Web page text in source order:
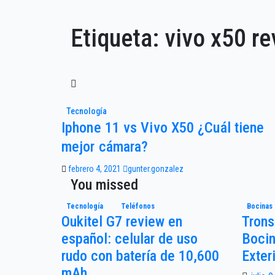
Etiqueta: vivo x50
Tecnología
Iphone 11 vs Vivo X50 ¿Cuál tiene
mejor cámara?
febrero 4, 2021 gunter.gonzalez
You missed
Tecnología Teléfonos
Oukitel G7 review en
español: celular de uso
rudo con batería de 10,600
Bocinas